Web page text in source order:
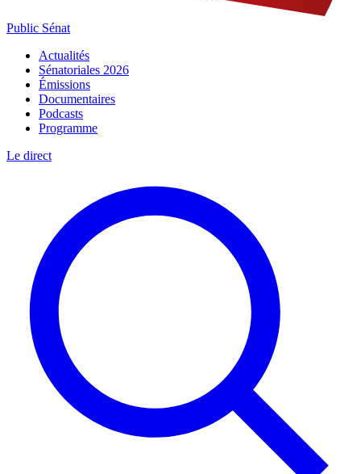
Public Sénat
Actualités
Sénatoriales 2026
Émissions
Documentaires
Podcasts
Programme
Le direct